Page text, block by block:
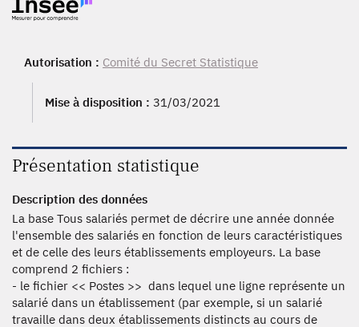
2003 - 1_12ème, 2003, 2002 - 1_12ème, 2002, 2001, 2000,
1999, 1998, 1997, 1996, 1992, 1991, 1989, 1988, 1987,
1975, 1974, 1973, 1972, 1971, 1970, 1969, 1968, 1967
Autorisation : Comité du Secret Statistique
Mise à disposition : 31/03/2021
Présentation statistique
Description des données
La base Tous salariés permet de décrire une année donnée
l'ensemble des salariés en fonction de leurs caractéristiques
et de celle des leurs établissements employeurs. La base
comprend 2 fichiers :
- le fichier << Postes >> dans lequel une ligne représente un
salarié dans un établissement (par exemple, si un salarié
travaille dans deux établissements distincts au cours de